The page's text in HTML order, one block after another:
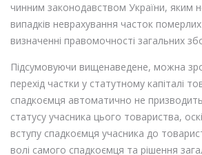
чинним законодавством України, яким
випадків неврахування часток померлих
визначенні правомочності загальних
Підсумовуючи вищенаведене, можна
перехід частки у статутному капіталі
спадкоємця автоматично не
статусу учасника цього товариства,
вступу спадкоємця учасника до
волі самого спадкоємця та рішення